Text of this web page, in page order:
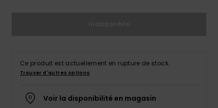
Ce produit est actuellement en rupture de stock.
Trouver d'autres options
Voir la disponibilité en magasin